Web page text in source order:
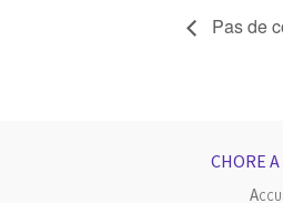
Pas de
CHORE